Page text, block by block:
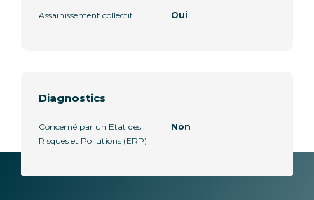
Assainissement collectif
Oui
Diagnostics
Concerné par un Etat des
Risques et Pollutions (ERP)
Non